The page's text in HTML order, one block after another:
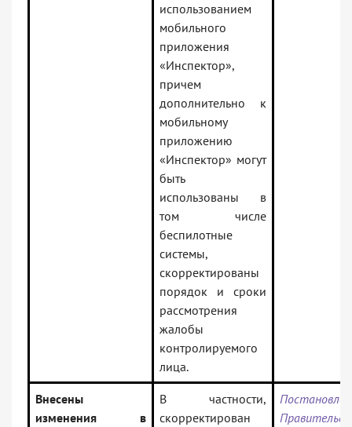
использованием
мобильного
приложения
«Инспектор»,
причем
дополнительно к
мобильному
приложению
«Инспектор» могут
быть
использованы в
том числе
беспилотные
системы,
скорректированы
порядок и сроки
рассмотрения
жалобы
контролируемого
лица.
Внесены
изменения в
В частности,
скорректирован